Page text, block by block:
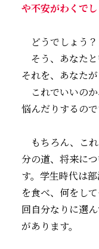
や不安がわくでし
どうでしょう？
そう、あなたと
それを、あなた
これでいいのか
悩んだりするので
もちろん、こ
分の道、将来に
す。学生時代は
を食べ、何をし
回自分なりに選
があります。